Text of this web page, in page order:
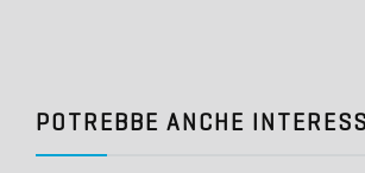
POTREBBE ANCHE